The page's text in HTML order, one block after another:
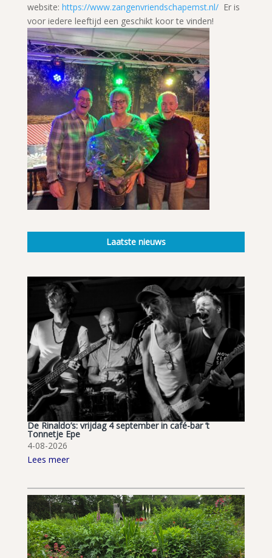
website: https://www.zangenvriendschapemst.nl/Er is
voor iedere leeftijd een geschikt koor te vinden!
Laatste nieuws
De Rinaldo’s: vrijdag 4 september in café-bar ’t
Tonnetje Epe
4-08-2026
Lees meer